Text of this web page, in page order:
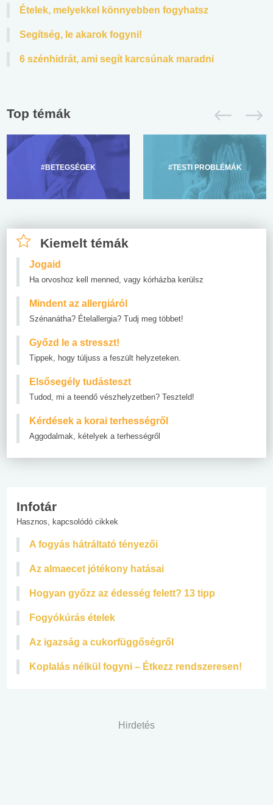
Ételek, melyekkel könnyebben fogyhatsz
Segítség, le akarok fogyni!
6 szénhidrát, ami segít karcsúnak maradni
Top témák
#BETEGSÉGEK #TESTI PROBLÉMÁK
Kiemelt témák
Jogaid
Ha orvoshoz kell menned, vagy kórházba kerülsz
Mindent az allergiáról
Szénanátha? Ételallergia? Tudj meg többet!
Győzd le a stresszt!
Tippek, hogy túljuss a feszült helyzeteken.
Elsősegély tudásteszt
Tudod, mi a teendő vészhelyzetben? Teszteld!
Kérdések a korai terhességről
Aggodalmak, kételyek a terhességről
Infotár
Hasznos, kapcsolódó cikkek
A fogyás hátráltató tényezői
Az almaecet jótékony hatásai
Hogyan győzz az édesség felett? 13 tipp
Fogyókúrás ételek
Az igazság a cukorfüggőségről
Koplalás nélkül fogyni – Étkezz rendszeresen!
Hirdetés